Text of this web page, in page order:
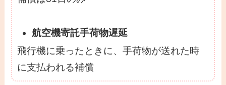
航空機寄託手荷物遅延
飛行機に乗ったときに、手荷物が送れた時
に支払われる補償